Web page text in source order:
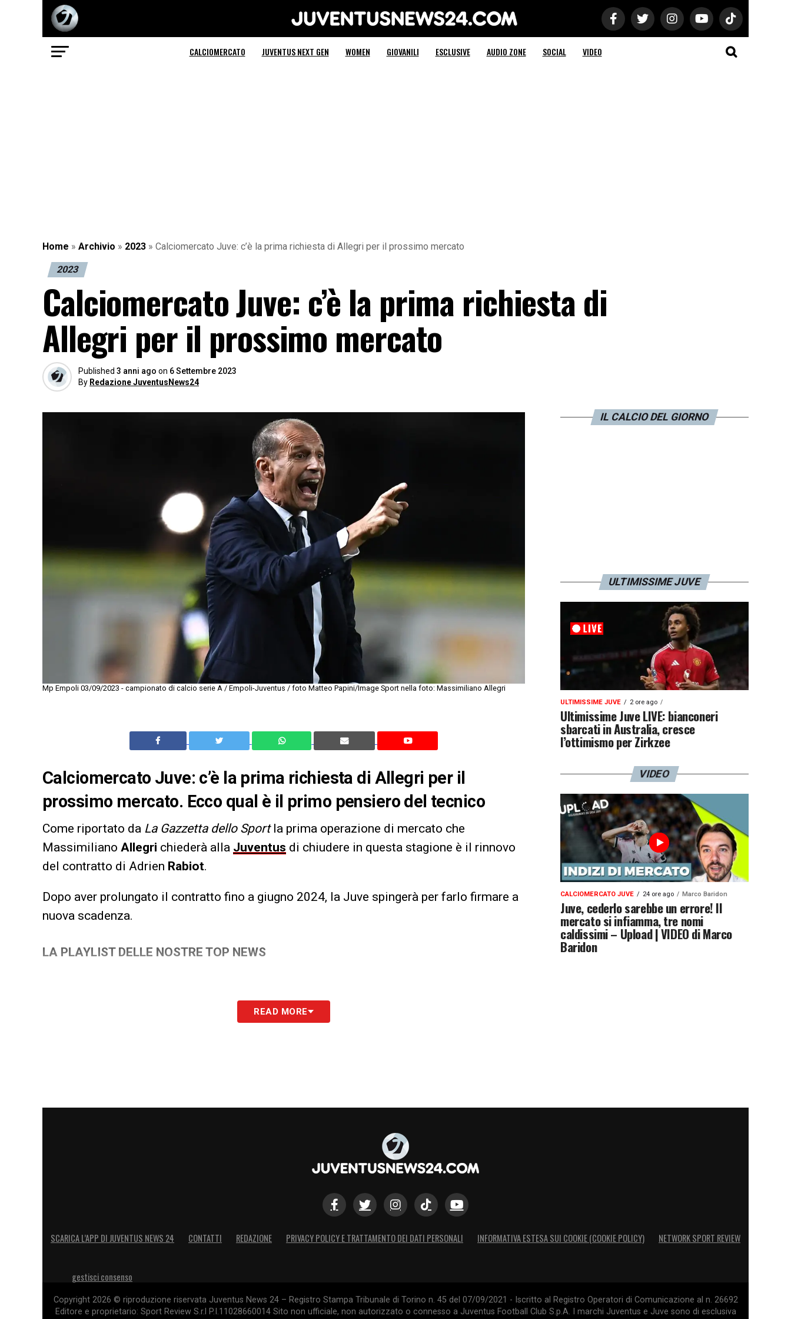
Juventus News 24
CALCIOMERCATO JUVENTUS NEXT GEN WOMEN GIOVANILI ESCLUSIVE AUDIO ZONE SOCIAL VIDEO
Home » Archivio » 2023 » Calciomercato Juve: c’è la prima richiesta di Allegri per il prossimo mercato
2023
Calciomercato Juve: c’è la prima richiesta di
Allegri per il prossimo mercato
Published 3 anni ago on 6 Settembre 2023
By Redazione JuventusNews24
Mp Empoli 03/09/2023 - campionato di calcio serie A / Empoli-Juventus / foto Matteo Papini/Image Sport nella foto: Massimiliano Allegri
Calciomercato Juve: c’è la prima richiesta di Allegri per il
prossimo mercato. Ecco qual è il primo pensiero del tecnico
Come riportato da La Gazzetta dello Sportla prima operazione di mercato che
Massimiliano Allegri chiederà alla Juventus di chiudere in questa stagione è il rinnovo
del contratto di Adrien Rabiot.
Dopo aver prolungato il contratto fino a giugno 2024, la Juve spingerà per farlo firmare a
nuova scadenza.
LA PLAYLIST DELLE NOSTRE TOP NEWS
READ MORE
IL CALCIO DEL GIORNO
ULTIMISSIME JUVE
ULTIMISSIME JUVE 2 ore ago
Ultimissime Juve LIVE: bianconeri
sbarcati in Australia, cresce
l’ottimismo per Zirkzee
VIDEO
CALCIOMERCATO JUVE 24 ore ago Marco Baridon
Juve, cederlo sarebbe un errore! Il
mercato si infiamma, tre nomi
caldissimi – Upload | VIDEO di Marco
Baridon
SCARICA L’APP DI JUVENTUS NEWS 24 CONTATTI REDAZIONE PRIVACY POLICY E TRATTAMENTO DEI DATI PERSONALI INFORMATIVA ESTESA SUI COOKIE (COOKIE POLICY) NETWORK SPORT REVIEW
gestisci consenso
Copyright 2026 © riproduzione riservata Juventus News 24 – Registro Stampa Tribunale di Torino n. 45 del 07/09/2021 - Iscritto al Registro Operatori di Comunicazione al n. 26692
Editore e proprietario: Sport Review S.r.l P.I.11028660014 Sito non ufficiale, non autorizzato o connesso a Juventus Football Club S.p.A. I marchi Juventus e Juve sono di esclusiva